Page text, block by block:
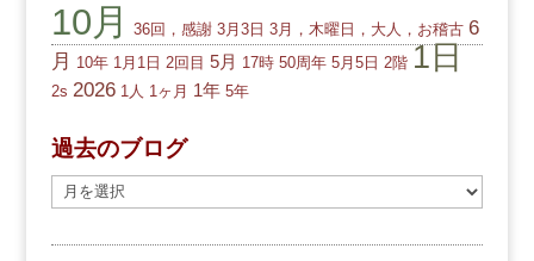
10月 36回，感謝 3月3日 3月，木曜日，大人，お稽古 6
月
10年 1月1日 2回目 5月 17時 50周年 5月5日 2階 1日
2s 2026 1人 1ヶ月 1年 5年
過去のブログ
去
の